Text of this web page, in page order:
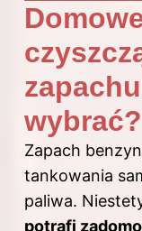
wybrać?
Zapach
tankowania
paliwa.
potrafi